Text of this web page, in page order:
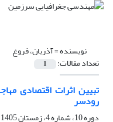
نویسنده =آذریان، فروغ
تعداد مقالات: 1
تبیین اثرات اقتصادی
رودسر
دوره 10، شماره 4، زمستان 1405